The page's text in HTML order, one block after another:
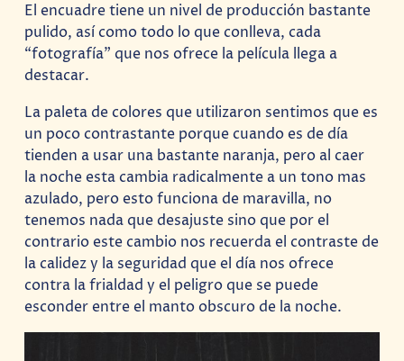
El encuadre tiene un nivel de producción bastante
pulido, así como todo lo que conlleva, cada
“fotografía” que nos ofrece la película llega a
destacar.
La paleta de colores que utilizaron sentimos que es
un poco contrastante porque cuando es de día
tienden a usar una bastante naranja, pero al caer
la noche esta cambia radicalmente a un tono mas
azulado, pero esto funciona de maravilla, no
tenemos nada que desajuste sino que por el
contrario este cambio nos recuerda el contraste de
la calidez y la seguridad que el día nos ofrece
contra la frialdad y el peligro que se puede
esconder entre el manto obscuro de la noche.